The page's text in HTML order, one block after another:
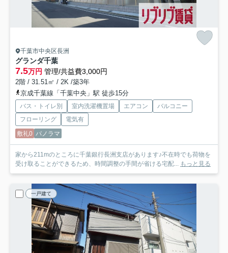
千葉市中央区長洲
グランダ千葉
7.5万円 管理/共益費3,000円
2階 / 31.51㎡ / 2K /築3年
京成千葉線「千葉中央」駅 徒歩15分
バス・トイレ別 室内洗濯機置場 エアコン
バルコニー
フローリング
電気有
敷礼0 パノラマ
家から211mのところに千葉銀行長洲支店があります♪不在時でも荷物を
受け取ることができるため、時間調整の手間が省ける宅配... もっと見る
一戸建て